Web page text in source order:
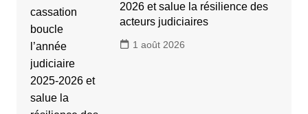
2026 et salue la résilience des
acteurs judiciaires
1 août 2026